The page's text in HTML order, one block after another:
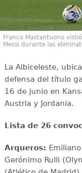
Franco Mastantuono
Messi durante las
La Albiceleste,
defensa del título
16 de junio en
Austria y Jordania.
Lista de 26
Arqueros:
Gerónimo Rulli